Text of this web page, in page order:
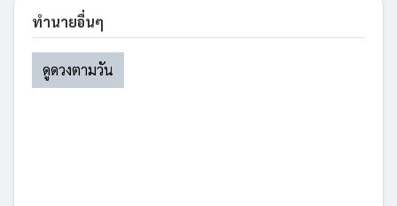
ทำนายอื่นๆ
ดูดวงตามวัน